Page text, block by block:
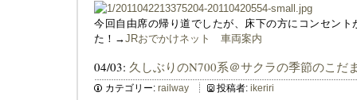
今回自由席の帰り道でしたが、床下の方にコンセン
た！→JRおでかけネット 車両案内
04/03: 久しぶりのN700系＠サクラの季節のこだ
カテゴリー: railway 投稿者: ikeriri